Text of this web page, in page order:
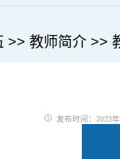
>> 教师简介>>
发布时间：2023